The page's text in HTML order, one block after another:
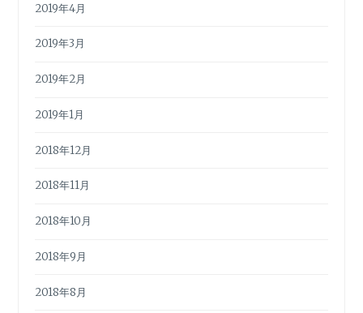
2019年4月
2019年3月
2019年2月
2019年1月
2018年12月
2018年11月
2018年10月
2018年9月
2018年8月